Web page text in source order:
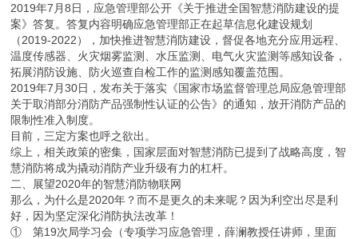
2019年7月8日，应急管理部公开《关于推进全国智慧消防建设的提
案》答复。答复内容明确应急管理部正在起草信息化建设规划
（2019-2022），加快推进智慧消防建设，督促各地充分应用远程、
温度传感器、火灾烟雾监测、水压监测、电气火灾监测等感知设备，
拓展消防设施、防火巡查自检工作的监测感知覆盖范围。
2019年7月30日，发布关于落实《国家市场监督管理总局应急管理部
关于取消部分消防产品强制性认证的公告》的通知，放开消防产品的
限制性准入制度。
目前，三定方案也呼之欲出。
综上，相关政策的密集，国家层面对智慧消防已提到了战略高度，智
慧消防将成为撬动消防产业升级有力的杠杆。
二、展望2020年的智慧消防物联网
那么，为什么是2020年？而不是更久的未来呢？因为利空出尽是利
好，因为坚定深化消防执法改革！
① 第19次局学习会（专项学习应急管理，薛澜教授任讲师，里面